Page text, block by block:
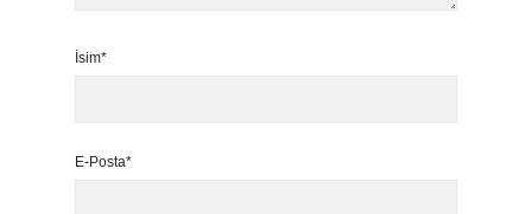
İsim*
E-Posta*